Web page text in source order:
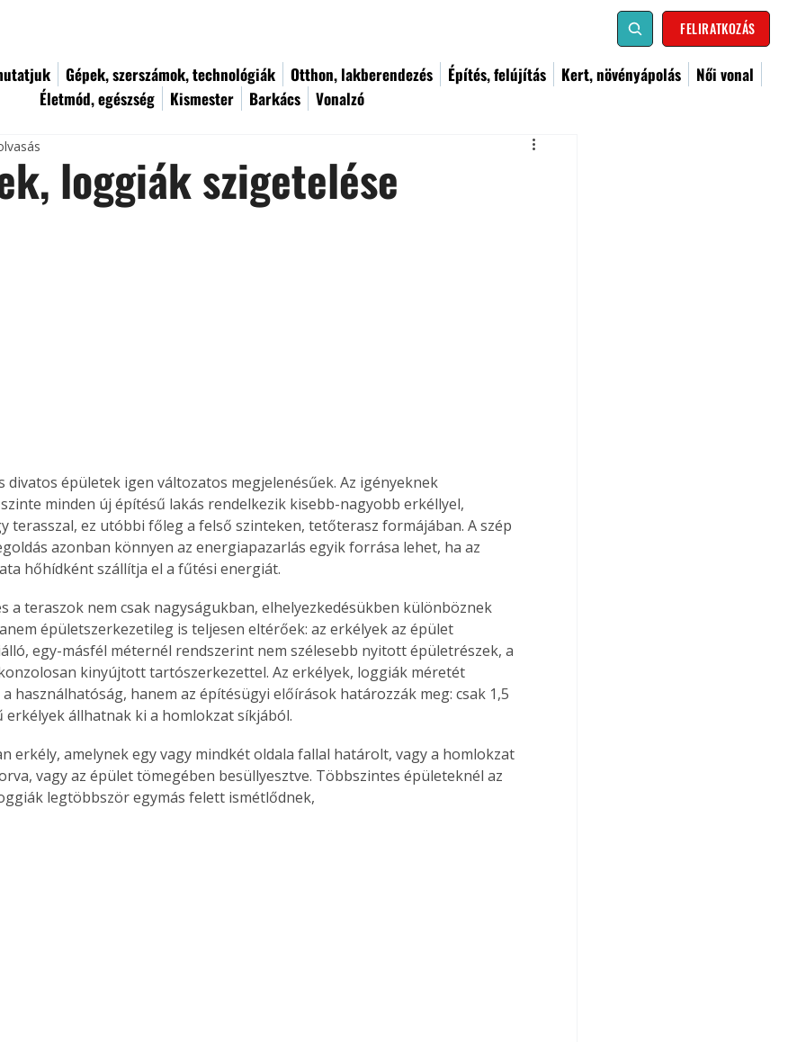
FELIRATKOZÁS
Gépek, szerszámok, technológiák Otthon, lakberendezés Építés, felújítás Kert, növényápolás
Női vonal
Életmód, egészség
Kismester Barkács Vonalzó
loggiák szigetelése
divatos épületek igen változatos megjelenésűek. Az igényeknek
minden új építésű lakás rendelkezik kisebb-nagyobb erkéllyel,
terasszal, ez utóbbi főleg a felső szinteken, tetőterasz formájában. A szép
azonban könnyen az energiapazarlás egyik forrása lehet, ha az
hőhídként szállítja el a fűtési energiát.
a teraszok nem csak nagyságukban, elhelyezkedésükben különböznek
épületszerkezetileg is teljesen eltérőek: az erkélyek az épület
egy-másfél méternél rendszerint nem szélesebb nyitott épületrészek, a
kinyújtott tartószerkezettel. Az erkélyek, loggiák méretét
használhatóság, hanem az építésügyi előírások határozzák meg: csak 1,5
erkélyek állhatnak ki a homlokzat síkjából.
vagy az épület tömegében besüllyesztve. Többszintes épületeknél az
legtöbbször egymás felett ismétlődnek,